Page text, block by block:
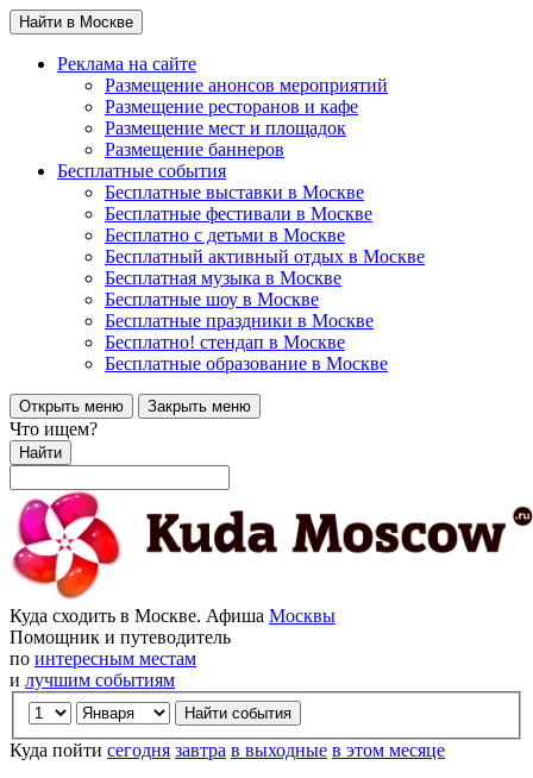
Найти в Москве
Реклама на сайте
Размещение анонсов мероприятий
Размещение ресторанов и кафе
Размещение мест и площадок
Размещение баннеров
Бесплатные события
Бесплатные выставки в Москве
Бесплатные фестивали в Москве
Бесплатно с детьми в Москве
Бесплатный активный отдых в Москве
Бесплатная музыка в Москве
Бесплатные шоу в Москве
Бесплатные праздники в Москве
Бесплатно! стендап в Москве
Бесплатные образование в Москве
Открыть меню Закрыть меню
Что ищем?
Найти
Куда сходить в Москве. Афиша Москвы
Помощник и путеводитель
по интересным местам
и лучшим событиям
Куда пойти сегодня завтра в выходные в этом месяце